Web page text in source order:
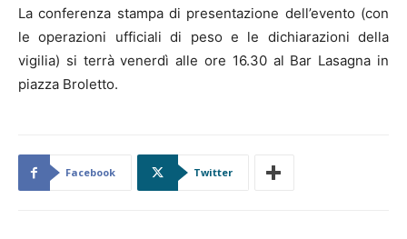
La conferenza stampa di presentazione dell’evento (con
le operazioni ufficiali di peso e le dichiarazioni della
vigilia) si terrà venerdì alle ore 16.30 al Bar Lasagna in
piazza Broletto.
Facebook Twitter